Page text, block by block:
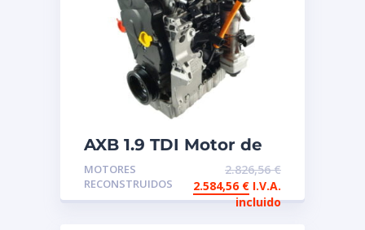
AXB 1.9 TDI Motor de
intercambio
reconstruido Inyector
Bomba
MOTORES
RECONSTRUIDOS
2.826,56€
2.584,56 € I.V.A.
incluido